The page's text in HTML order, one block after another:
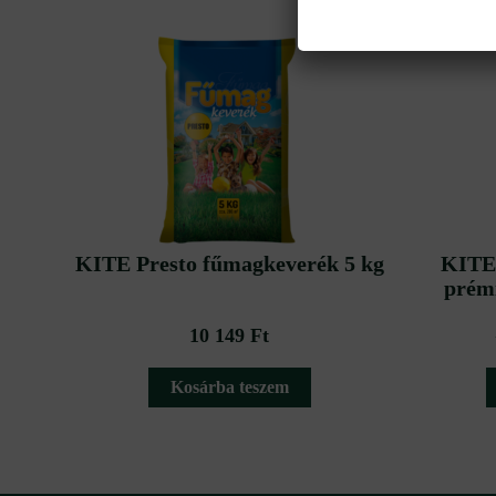
KITE Presto fűmagkeverék 5 kg
10 149 Ft
Kosárba teszem
KITE